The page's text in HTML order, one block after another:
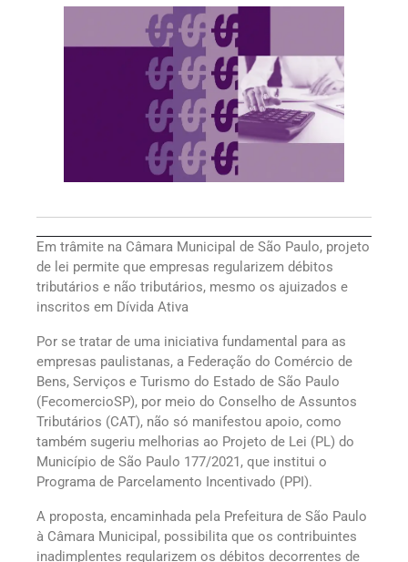
Em trâmite na Câmara Municipal de São Paulo, projeto
de lei permite que empresas regularizem débitos
tributários e não tributários, mesmo os ajuizados e
inscritos em Dívida Ativa
Por se tratar de uma iniciativa fundamental para as
empresas paulistanas, a Federação do Comércio de
Bens, Serviços e Turismo do Estado de São Paulo
(FecomercioSP), por meio do Conselho de Assuntos
Tributários (CAT), não só manifestou apoio, como
também sugeriu melhorias ao Projeto de Lei (PL) do
Município de São Paulo 177/2021, que institui o
Programa de Parcelamento Incentivado (PPI).
A proposta, encaminhada pela Prefeitura de São Paulo
à Câmara Municipal, possibilita que os contribuintes
inadimplentes regularizem os débitos decorrentes de